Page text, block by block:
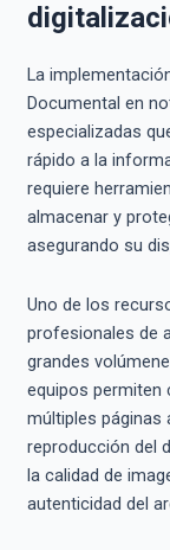
La
Documental en
especializadas
rápido a la
requiere
almacenar y
asegurando su
Uno de los
profesionales de
grandes
equipos permiten
múltiples páginas
reproducción del
la calidad de
autenticidad del